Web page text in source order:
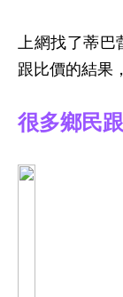
上網找了蒂巴
跟比價的結果
很多鄉民